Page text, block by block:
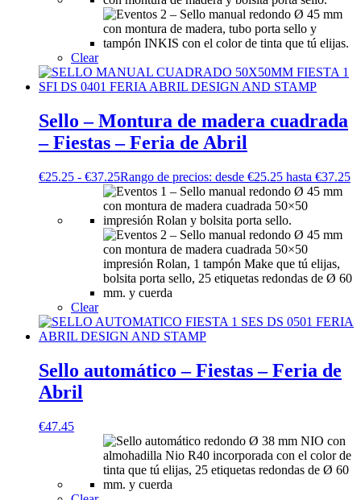
Clear
Sello – Montura de madera cuadrada
– Fiestas – Feria de Abril
€25.25 - €37.25Rango de precios: desde €25.25 hasta €37.25
Clear
Sello automático – Fiestas – Feria de
Abril
€47.45